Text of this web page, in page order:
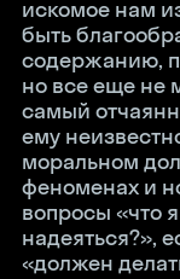
искомое нам
быть
содержанию,
но все еще не
самый
ему
моральном
феноменах и
вопросы «что
надеяться?»,
«должен